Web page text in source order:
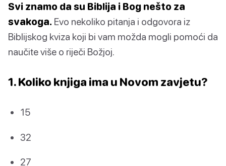
Svi znamo da su Biblija i Bog nešto za
svakoga. Evo nekoliko pitanja i odgovora iz
Biblijskog kviza koji bi vam možda mogli pomoći da
naučite više o riječi Božjoj.
1. Koliko knjiga ima u Novom zavjetu?
15
32
27